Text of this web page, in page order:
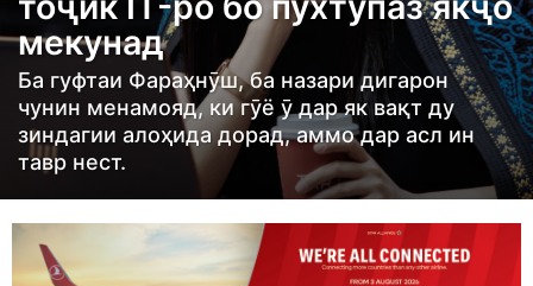
h
s
a
g
o
8
m
o
мекунад
Ба гуфтаи Фараҳнӯш, ба назари дигарон
чунин менамояд, ки гӯё ӯ дар як вақт ду
зиндагии алоҳида дорад, аммо дар асл ин
тавр нест.